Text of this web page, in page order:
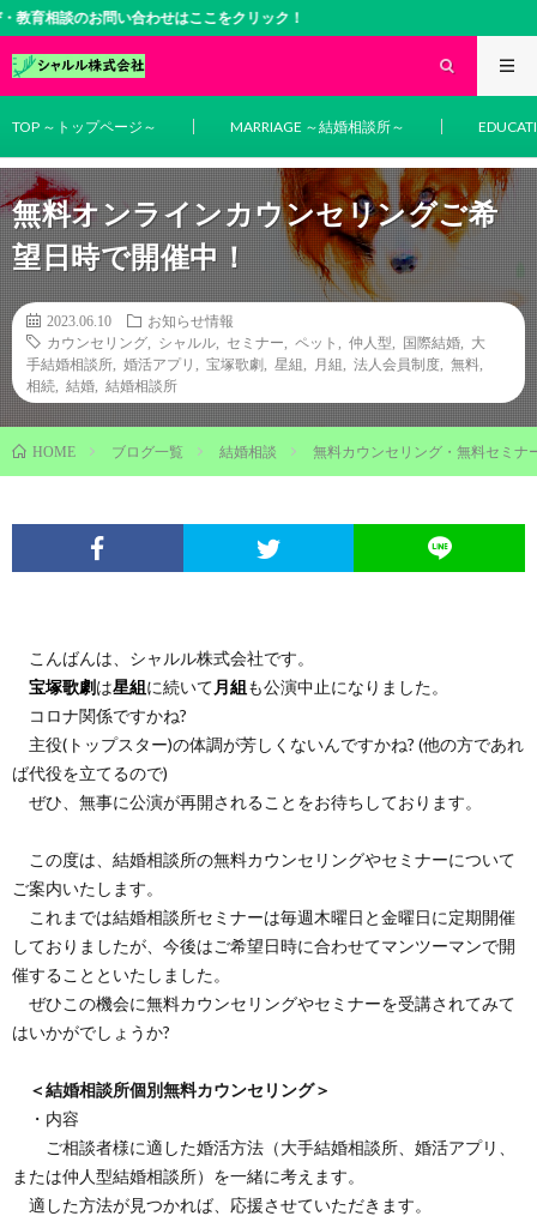
問い合わせはここをクリック！
TOP ～トップページ～ MARRIAGE ～結婚相談所～
無料オンラインカウンセリングご希
望日時で開催中！
2023.06.10
お知らせ情報
カウンセリング
シャルル セミナー ペット 仲人型 国際結婚
大
手結婚相談所
婚活アプリ 宝塚歌劇 星組 月組 法人会員制度 無料
相続
結婚 結婚相談所
HOME ブログ一覧 結婚相談 無料カウンセリング・無料セミナ
こんばんは、シャルル株式会社です。
宝塚歌劇は星組に続いて 月組も公演中止になりました。
コロナ関係ですかね?
主役(トップスター)の体調が芳しくないんですかね? (他の方であれ
ば代役を立てるので)
ぜひ、無事に公演が再開されることをお待ちしております。
この度は、結婚相談所の無料カウンセリングやセミナーについて
ご案内いたします。
これまでは結婚相談所セミナーは毎週木曜日と金曜日に定期開催
しておりましたが、今後はご希望日時に合わせてマンツーマンで開
催することといたしました。
ぜひこの機会に無料カウンセリングやセミナーを受講されてみて
はいかがでしょうか?
＜結婚相談所個別無料カウンセリング＞
・内容
ご相談者様に適した婚活方法（大手結婚相談所、婚活アプリ、
または仲人型結婚相談所）を一緒に考えます。
適した方法が見つかれば、応援させていただきます。